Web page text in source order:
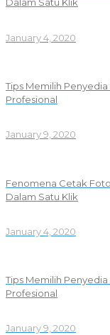
Dalam Satu Klik
January 4, 2020
Tips Memilih
Profesional
January 9, 2020
Fenomena Cetak
Dalam Satu Klik
January 4, 2020
Tips Memilih
Profesional
January 9, 2020